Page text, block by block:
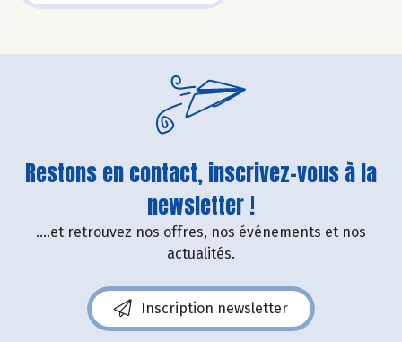
Restons en contact, inscrivez-vous à la
newsletter !
....et retrouvez nos offres, nos événements et nos
actualités.
Inscription newsletter